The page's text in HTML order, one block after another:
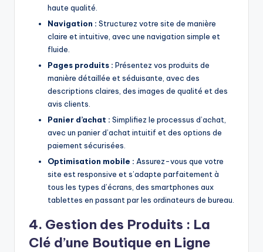
haute qualité.
Navigation : Structurez votre site de manière
claire et intuitive, avec une navigation simple et
fluide.
Pages produits : Présentez vos produits de
manière détaillée et séduisante, avec des
descriptions claires, des images de qualité et des
avis clients.
Panier d’achat : Simplifiez le processus d’achat,
avec un panier d’achat intuitif et des options de
paiement sécurisées.
Optimisation mobile : Assurez-vous que votre
site est responsive et s’adapte parfaitement à
tous les types d’écrans, des smartphones aux
tablettes en passant par les ordinateurs de bureau.
4. Gestion des Produits : La
Clé d’une Boutique en Ligne